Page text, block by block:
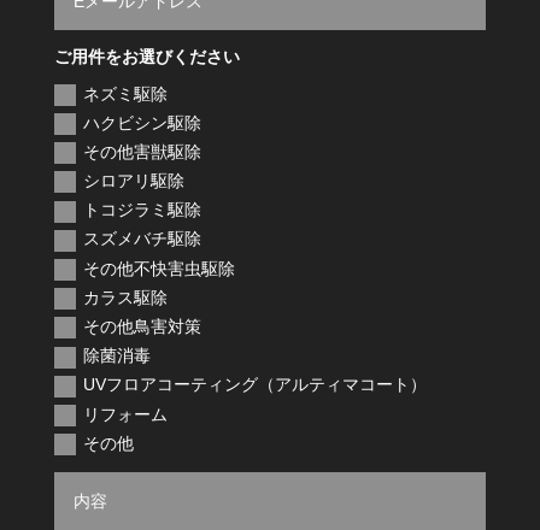
ご用件をお選びください
ネズミ駆除
ハクビシン駆除
その他害獣駆除
シロアリ駆除
トコジラミ駆除
スズメバチ駆除
その他不快害虫駆除
カラス駆除
その他鳥害対策
除菌消毒
UVフロアコーティング（アルティマコート）
リフォーム
その他